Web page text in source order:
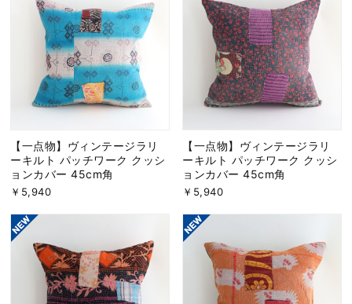
【一点物】ヴィンテージラリ
ーキルト パッチワーク クッシ
ョンカバー 45cm角
￥5,940
【一点物】ヴィンテージラリ
ーキルト パッチワーク クッシ
ョンカバー 45cm角
￥5,940